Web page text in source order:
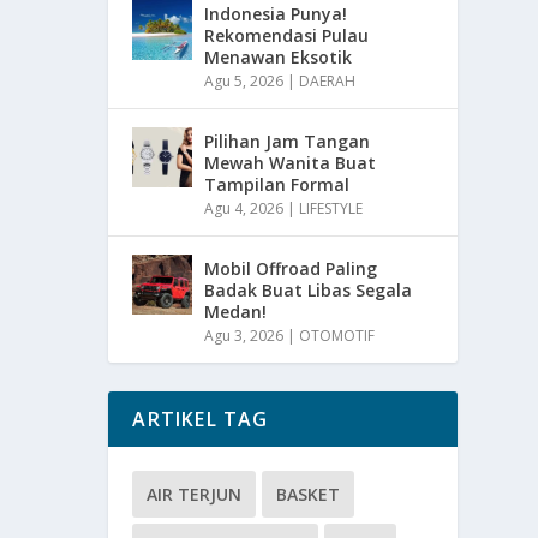
Indonesia Punya!
Rekomendasi Pulau
Menawan Eksotik
Agu 5, 2026 | DAERAH
Pilihan Jam Tangan
Mewah Wanita Buat
Tampilan Formal
Agu 4, 2026 | LIFESTYLE
Mobil Offroad Paling
Badak Buat Libas Segala
Medan!
Agu 3, 2026 | OTOMOTIF
ARTIKEL TAG
AIR TERJUN BASKET